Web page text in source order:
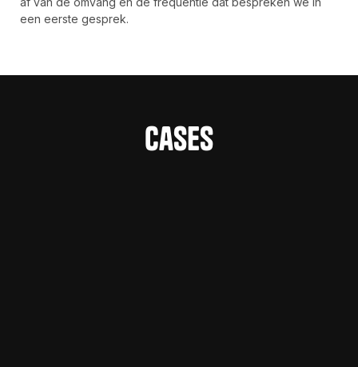
een eerste gesprek.
Cases